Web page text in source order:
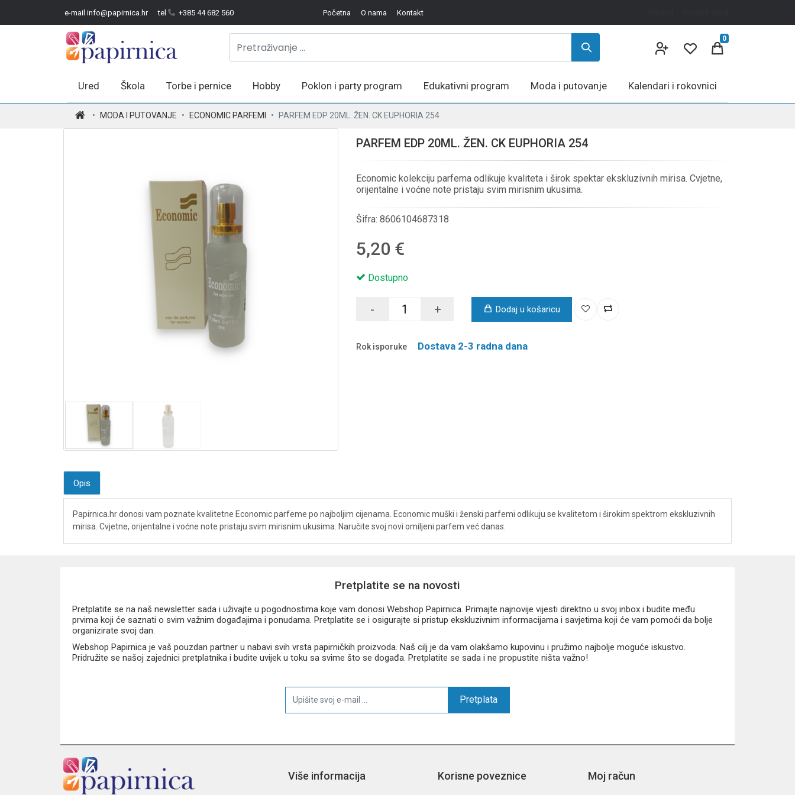
e-mail info@papirnica.hr tel +385 44 682 560 Početna O nama Kontakt
0
Ured Škola Torbe i pernice Hobby Poklon i party program Edukativni program Moda i putovanje Kalendari i rokovnici
MODA I PUTOVANJE ECONOMIC PARFEMI PARFEM EDP 20ML. ŽEN. CK EUPHORIA 254
PARFEM EDP 20ML. ŽEN. CK EUPHORIA 254
Economic kolekciju parfema odlikuje kvaliteta i širok spektar ekskluzivnih mirisa. Cvjetne,
orijentalne i voćne note pristaju svim mirisnim ukusima.
Šifra: 8606104687318
5,20 €
Dostupno
- + Dodaj u košaricu
Rok isporuke Dostava 2-3 radna dana
Opis
Papirnica.hr donosi vam poznate kvalitetne Economic parfeme po najboljim cijenama. Economic muški i ženski parfemi odlikuju se kvalitetom i širokim spektrom ekskluzivnih
mirisa. Cvjetne, orijentalne i voćne note pristaju svim mirisnim ukusima. Naručite svoj novi omiljeni parfem već danas.
Pretplatite se na novosti
Pretplatite se na naš newsletter sada i uživajte u pogodnostima koje vam donosi Webshop Papirnica. Primajte najnovije vijesti direktno u svoj inbox i budite među
prvima koji će saznati o svim važnim događajima i ponudama. Pretplatite se i osigurajte si pristup ekskluzivnim informacijama i savjetima koji će vam pomoći da bolje
organizirate svoj dan.
Webshop Papirnica je vaš pouzdan partner u nabavi svih vrsta papirničkih proizvoda. Naš cilj je da vam olakšamo kupovinu i pružimo najbolje moguće iskustvo.
Pridružite se našoj zajednici pretplatnika i budite uvijek u toku sa svime što se događa. Pretplatite se sada i ne propustite ništa važno!
Pretplata
Više informacija Korisne poveznice Moj račun